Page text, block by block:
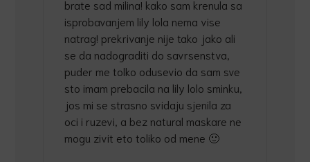
brate sad milina! kako sam krenula sa
isprobavanjem lily lola nema vise
natrag! prekrivanje nije tako jako ali
se da nadograditi do savrsenstva,
puder me tolko odusevio da sam sve
sto imam prebacila na lily lolo sminku,
jos mi se strasno svidaju sjenila za
oci i ruzevi, a bez natural maskare ne
mogu zivit eto toliko od mene 🙂